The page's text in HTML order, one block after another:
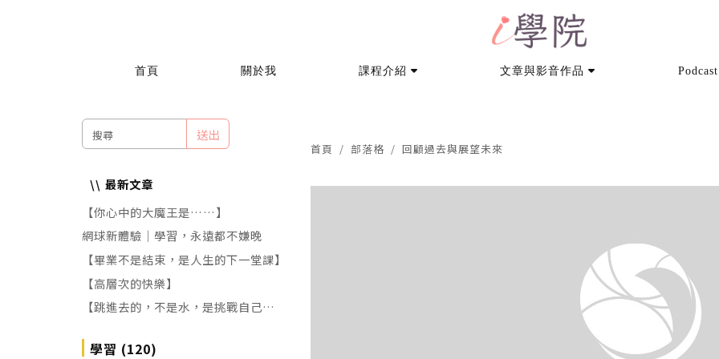
首頁 關於我 課程介紹 文章與影音作品 Podcast
送出
最新文章
【你心中的大魔王是……】
網球新體驗｜學習，永遠都不嫌晚
【畢業不是結束，是人生的下一堂課】
【高層次的快樂】
【跳進去的，不是水，是挑戰自己的恐
學習 (120)
首頁 部落格 回顧過去與展望未來